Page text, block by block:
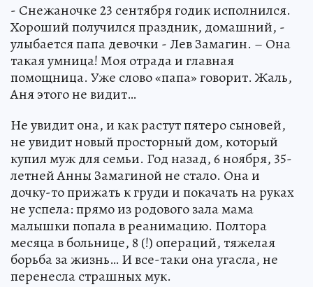
- Снежаночке 23 сентября годик исполнился.
Хороший получился праздник, домашний, -
улыбается папа девочки - Лев Замагин. – Она
такая умница! Моя отрада и главная
помощница. Уже слово «папа» говорит. Жаль,
Аня этого не видит…
Не увидит она, и как растут пятеро сыновей,
не увидит новый просторный дом, который
купил муж для семьи. Год назад, 6 ноября, 35-
летней Анны Замагиной не стало. Она и
дочку-то прижать к груди и покачать на руках
не успела: прямо из родового зала мама
малышки попала в реанимацию. Полтора
месяца в больнице, 8 (!) операций, тяжелая
борьба за жизнь… И все-таки она угасла, не
перенесла страшных мук.